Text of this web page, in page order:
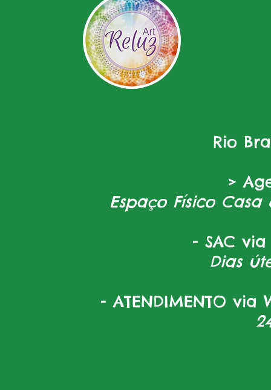
Rio
>
Espaço Físico Casa
- SAC via
Dias
- ATENDIMENTO via